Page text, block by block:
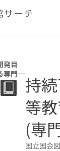
発目
専門
門
シリ
持
等
(専
国立国会